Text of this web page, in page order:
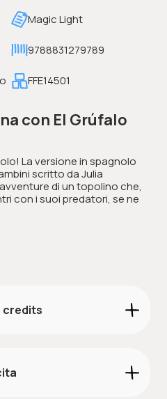
Magic Light
9788831279789
FFE14501
con El Grúfalo
La versione in spagnolo
scritto da Julia
di un topolino che,
con i suoi predatori, se ne
credits